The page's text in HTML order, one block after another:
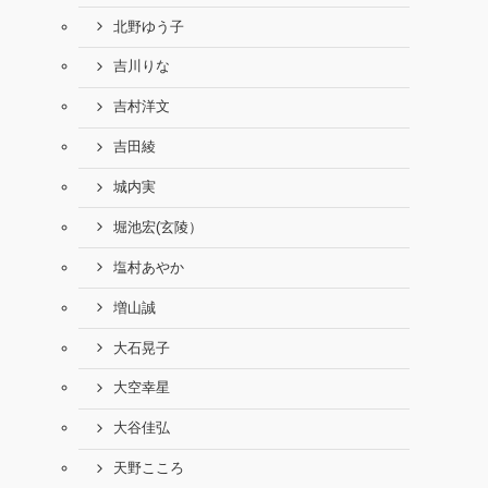
北野ゆう子
吉川りな
吉村洋文
吉田綾
城内実
堀池宏(玄陵）
塩村あやか
増山誠
大石晃子
大空幸星
大谷佳弘
天野こころ